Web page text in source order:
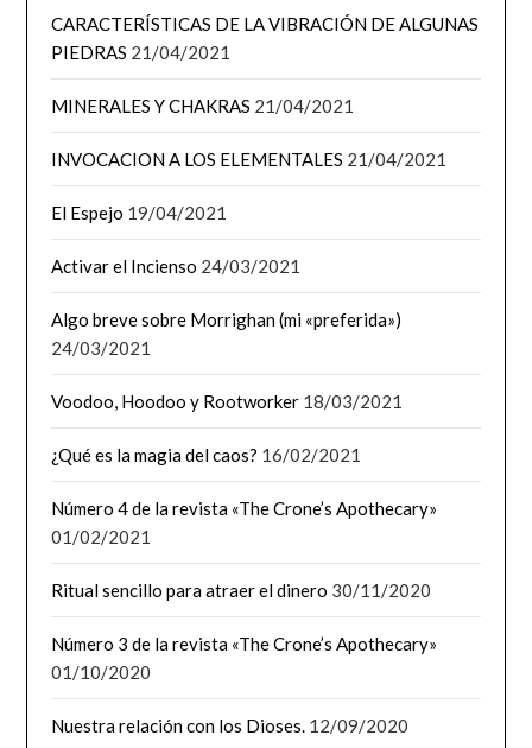
CARACTERÍSTICAS DE LA VIBRACIÓN DE ALGUNAS
PIEDRAS 21/04/2021
MINERALES Y CHAKRAS 21/04/2021
INVOCACION A LOS ELEMENTALES 21/04/2021
El Espejo 19/04/2021
Activar el Incienso 24/03/2021
Algo breve sobre Morrighan (mi «preferida»)
24/03/2021
Voodoo, Hoodoo y Rootworker 18/03/2021
¿Qué es la magia del caos? 16/02/2021
Número 4 de la revista «The Crone’s Apothecary»
01/02/2021
Ritual sencillo para atraer el dinero 30/11/2020
Número 3 de la revista «The Crone’s Apothecary»
01/10/2020
Nuestra relación con los Dioses. 12/09/2020